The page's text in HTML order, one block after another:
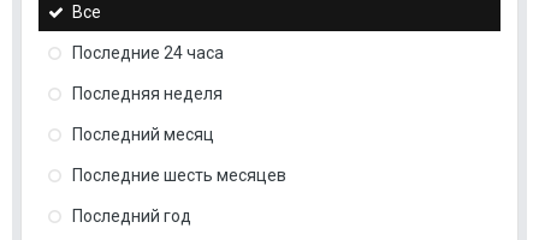
Все
Последние 24 часа
Последняя неделя
Последний месяц
Последние шесть месяцев
Последний год